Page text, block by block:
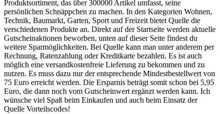
Produktsortiment, das über 300000 Artikel umfasst, seine
persönlichen Schnäppchen zu machen. In den Kategorien Wohnen,
Technik, Baumarkt, Garten, Sport und Freizeit bietet Quelle die
verschiedenen Produkte an. Direkt auf der Startseite werden aktuelle
Gutscheinaktionen beworben, unten auf dieser Seite findest du
weitere Sparmöglichkeiten. Bei Quelle kann man unter anderem per
Rechnung, Ratenzahlung oder Kreditkarte bezahlen. Es ist auch
möglich eine versandkostenfreie Lieferung zu bekommen und zu
nutzen. Es muss dazu nur der entsprechende Mindestbestellwert von
75 Euro erreicht werden. Die Ersparnis beträgt somit schon bei 5,95
Euro, die dann noch vom Gutscheinwert ergänzt werden kann. Ich
wünsche viel Spaß beim Einkaufen und auch beim Einsatz der
Quelle Vorteilscodes!